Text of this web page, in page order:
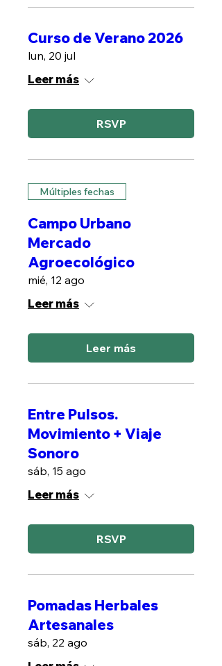
Curso de Verano 2026
lun, 20 jul
Leer más
RSVP
Múltiples fechas
Campo Urbano
Mercado
Agroecológico
mié, 12 ago
Leer más
Leer más
Entre Pulsos.
Movimiento + Viaje
Sonoro
sáb, 15 ago
Leer más
RSVP
Pomadas Herbales
Artesanales
sáb, 22 ago